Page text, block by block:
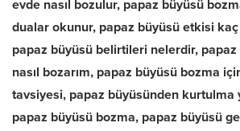
evde nasıl bozulur, papaz büyüsü
dualar okunur, papaz büyüsü etkisi
papaz büyüsü belirtileri nelerdir, papaz
nasıl bozarım, papaz büyüsü bozma
tavsiyesi, papaz büyüsünden kurtulma
papaz büyüsü bozma, papaz büyüsü